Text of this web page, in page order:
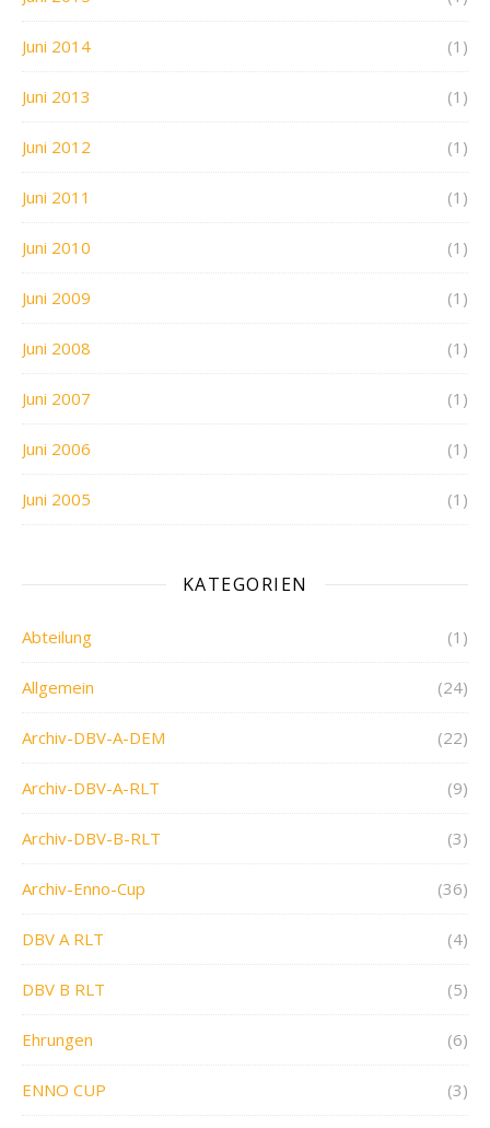
Juni 2014 (1)
Juni 2013 (1)
Juni 2012 (1)
Juni 2011 (1)
Juni 2010 (1)
Juni 2009 (1)
Juni 2008 (1)
Juni 2007 (1)
Juni 2006 (1)
Juni 2005 (1)
KATEGORIEN
Abteilung (1)
Allgemein (24)
Archiv-DBV-A-DEM (22)
Archiv-DBV-A-RLT (9)
Archiv-DBV-B-RLT (3)
Archiv-Enno-Cup (36)
DBV A RLT (4)
DBV B RLT (5)
Ehrungen (6)
ENNO CUP (3)